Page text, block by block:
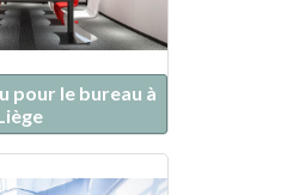
pour le bureau à